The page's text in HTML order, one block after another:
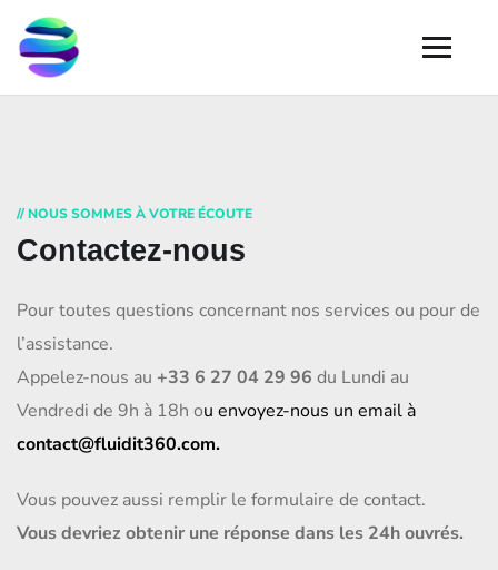
// NOUS SOMMES À VOTRE ÉCOUTE
Contactez-nous
Pour toutes questions concernant nos services ou pour de
l’assistance.
Appelez-nous au +33 6 27 04 29 96 du Lundi au
Vendredi de 9h à 18h ou envoyez-nous un email à
contact@fluidit360.com.
Vous pouvez aussi remplir le formulaire de contact.
Vous devriez obtenir une réponse dans les 24h ouvrés.